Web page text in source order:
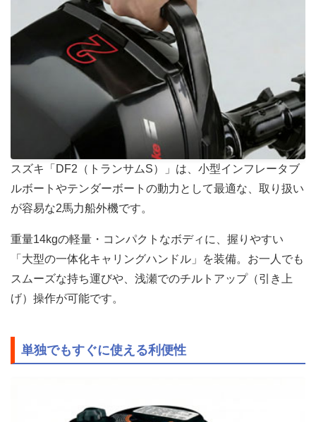
スズキ「DF2（トランサムS）」は、小型インフレータブ
ルボートやテンダーボートの動力として最適な、取り扱い
が容易な2馬力船外機です。
重量14kgの軽量・コンパクトなボディに、握りやすい
「大型の一体化キャリングハンドル」を装備。お一人でも
スムーズな持ち運びや、浅瀬でのチルトアップ（引き上
げ）操作が可能です。
単独でもすぐに使える利便性